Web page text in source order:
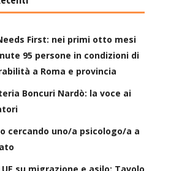
First: nei primi otto mesi
95 persone in condizioni di
a Roma e provincia
Boncuri Nardò: la voce ai
cercando uno/a psicologo/a a